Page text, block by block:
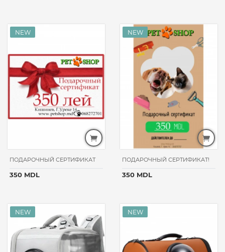
ПОДАРОЧНЫЙ СЕРТИФИКАТ
350 MDL
ПОДАРОЧНЫЙ СЕРТИФИКАТ!
350 MDL